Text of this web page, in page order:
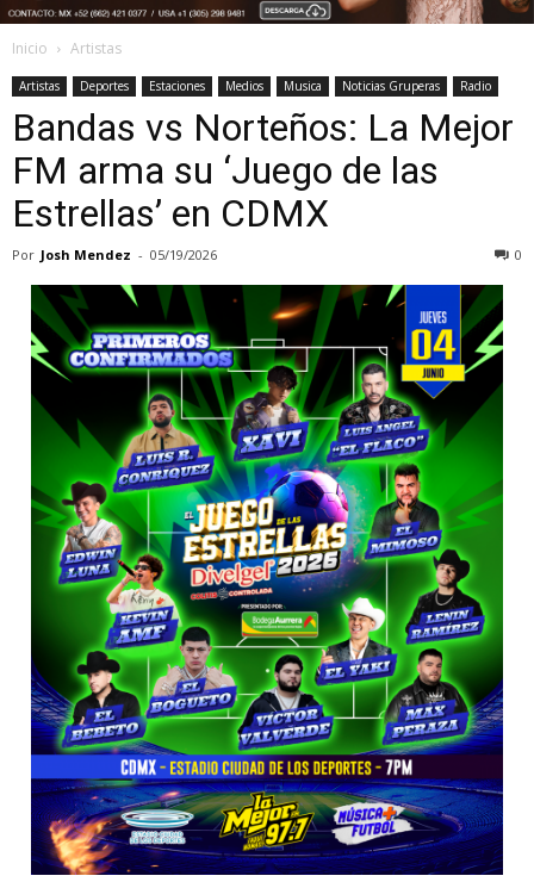
Inicio Artistas
Artistas Deportes Estaciones Medios Musica Noticias Gruperas Radio
Bandas vs Norteños: La Mejor
FM arma su ‘Juego de las
Estrellas’ en CDMX
Por Josh Mendez - 05/19/2026 0